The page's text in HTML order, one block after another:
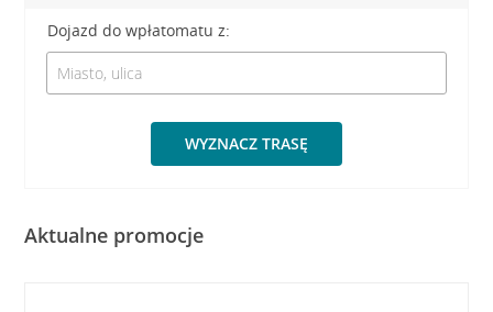
Dojazd do wpłatomatu z:
WYZNACZ TRASĘ
Aktualne promocje